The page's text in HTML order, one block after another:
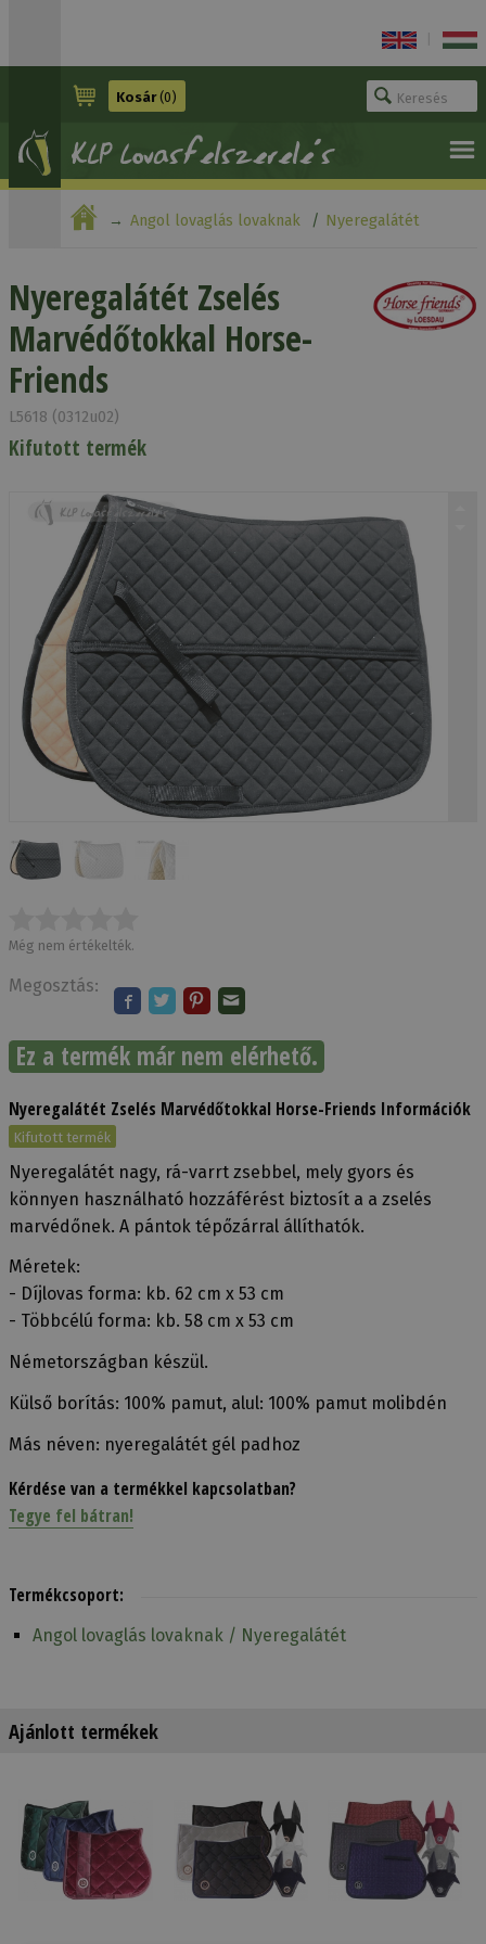
Kosár(0)
Angol lovaglás lovaknak Nyeregalátét
Nyeregalátét Zselés
Marvédőtokkal Horse-
Friends
L5618 (0312u02)
Kifutott termék
Még nem értékelték.
Megosztás:
Ez a termék már nem elérhető.
Nyeregalátét Zselés Marvédőtokkal Horse-Friends Információk
Kifutott termék
Nyeregalátét nagy, rá-varrt zsebbel, mely gyors és
könnyen használható hozzáférést biztosít a a zselés
marvédőnek. A pántok tépőzárral állíthatók.
Méretek:
- Díjlovas forma: kb. 62 cm x 53 cm
- Többcélú forma: kb. 58 cm x 53 cm
Németországban készül.
Külső borítás: 100% pamut, alul: 100% pamut molibdén
Más néven: nyeregalátét gél padhoz
Kérdése van a termékkel kapcsolatban?
Tegye fel bátran!
Termékcsoport:
Angol lovaglás lovaknak / Nyeregalátét
Ajánlott termékek